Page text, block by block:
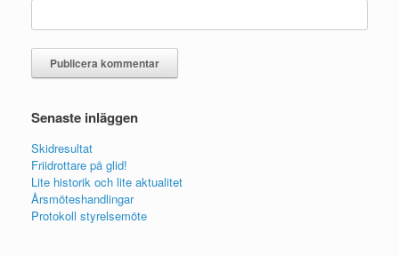
Senaste inläggen
Skidresultat
Friidrottare på glid!
Lite historik och lite aktualitet
Årsmöteshandlingar
Protokoll styrelsemöte